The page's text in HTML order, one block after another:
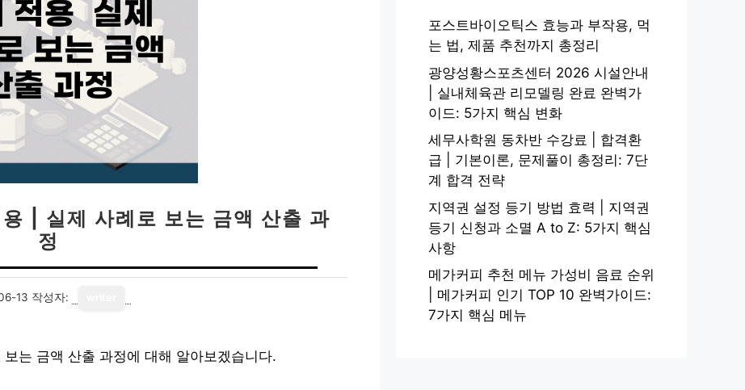
| 실제 사례로 보는 금액 산출 과
정
13 작성자:
는 금액 산출 과정에 대해 알아보겠습니다.
포스트바이오틱스 효능과 부작용, 먹
는 법, 제품 추천까지 총정리
광양성황스포츠센터 2026 시설안내
| 실내체육관 리모델링 완료 완벽가
이드: 5가지 핵심 변화
세무사학원 동차반 수강료 | 합격환
급 | 기본이론, 문제풀이 총정리: 7단
계 합격 전략
지역권 설정 등기 방법 효력 | 지역권
등기 신청과 소멸 A to Z: 5가지 핵심
사항
메가커피 추천 메뉴 가성비 음료 순위
| 메가커피 인기 TOP 10 완벽가이드:
7가지 핵심 메뉴